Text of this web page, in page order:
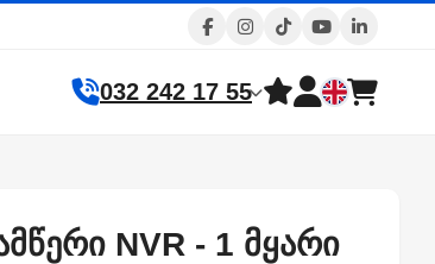
032 242 17 55
NVR - 1 მყარი